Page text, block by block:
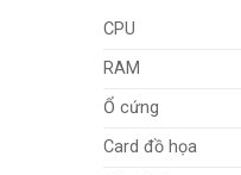
CPU
RAM
Ổ cứng
Card đồ họa